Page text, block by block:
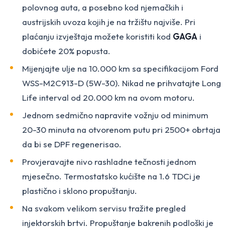
polovnog auta, a posebno kod njemačkih i
austrijskih uvoza kojih je na tržištu najviše. Pri
plaćanju izvještaja možete koristiti kod GAGA i
dobićete 20% popusta.
Mijenjajte ulje na 10.000 km sa specifikacijom Ford
WSS-M2C913-D (5W-30). Nikad ne prihvatajte Long
Life interval od 20.000 km na ovom motoru.
Jednom sedmično napravite vožnju od minimum
20-30 minuta na otvorenom putu pri 2500+ obrtaja
da bi se DPF regenerisao.
Provjeravajte nivo rashladne tečnosti jednom
mjesečno. Termostatsko kućište na 1.6 TDCi je
plastično i sklono propuštanju.
Na svakom velikom servisu tražite pregled
injektorskih brtvi. Propuštanje bakrenih podloški je